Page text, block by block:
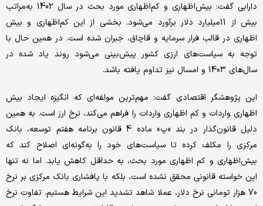
دارابی گفت: بیش‌اظهاری و کم‌اظهاری مورد بحث در سال 1402 به‌مراتب
بیش از 11‌میلیارد دلار برآورد می‌شود. بخشی از این کم‌اظهاری و بیش
اظهاری در قالب فرار سرمایه و قاچاق، جبران شده است. در همین حال با
توجه به سیاست‌های ارزی کشور پیش‌بینی می‌شود روند یاد شده در
سال‌های 1403 و امسال نیز تداوم یافته باشد.
این پژوهشگر اقتصادی گفت: مهم‌ترین مولفه‌ای که انگیزه ایجاد بیش
اظهاری واردات و کم اظهاری واردات را فراهم می‌کند، نرخ ارز است. به همین
دلیل قانون‌گذار در بند «پ» ماده 4 قانون برنامه هفتم توسعه، بانک
مرکزی را مکلف کرده تا سیاست‌های خود را به‌گونه‌ای اصلاح کند که
بیش‌اظهاری و کم اظهاری مورد بحث، به حداقل کاهش یابد. اما نه تنها
این خواسته قانونی محقق نشده است، بلکه با پافشاری بانک مرکزی بر نرخ
70 هزار تومانی نرخ دلار، عملا شاهد تشدید این شرایط هستیم. تفاوت نرخ